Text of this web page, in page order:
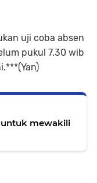
uji coba absen
pukul 7.30 wib
untuk mewakili